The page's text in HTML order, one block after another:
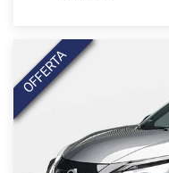
OFFERTA